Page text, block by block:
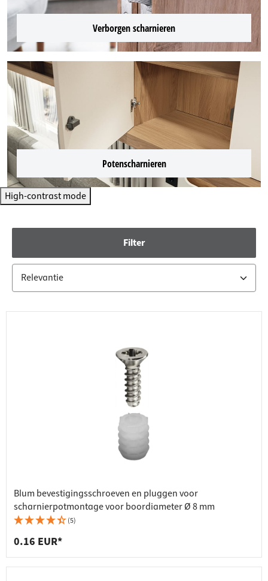
Verborgen scharnieren
Potenscharnieren
High-contrast mode
Filter
Blum bevestigingsschroeven en pluggen voor
scharnierpotmontage voor boordiameter Ø 8 mm
(5)
0.16 EUR*